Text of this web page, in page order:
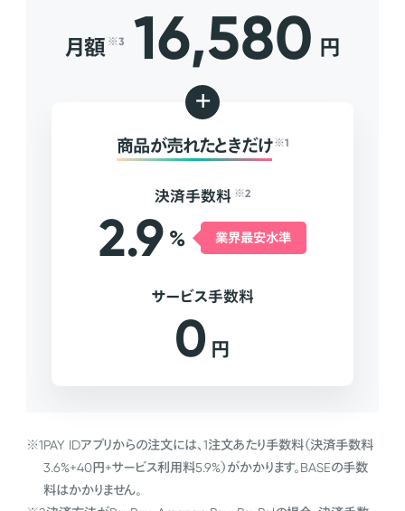
月額 ※3 16,580 円
+
商品が売れたときだけ ※1
決済手数料 ※2
2.9 % 業界最安水準
サービス手数料
0 円
※1PAY IDアプリからの注文には、1注文あたり手数料（決済手数料
3.6%+40円+サービス利用料5.9%）がかかります。BASEの手数
料はかかりません。